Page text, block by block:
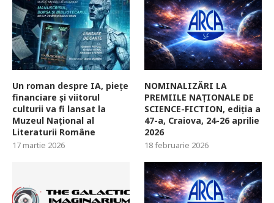
Un roman despre IA, piețe
financiare și viitorul
culturii va fi lansat la
Muzeul Național al
Literaturii Române
17 martie 2026
NOMINALIZĂRI LA
PREMIILE NAȚIONALE DE
SCIENCE-FICTION, ediția a
47-a, Craiova, 24-26 aprilie
2026
18 februarie 2026